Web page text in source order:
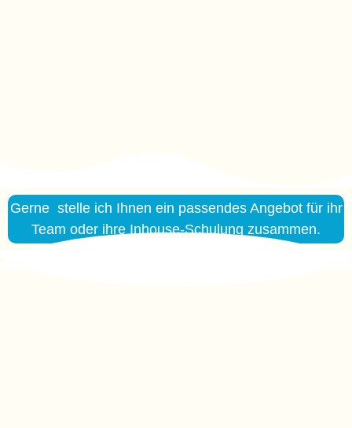
Gerne stelle ich Ihnen ein passendes Angebot für ihr
Team oder ihre Inhouse-Schulung zusammen.